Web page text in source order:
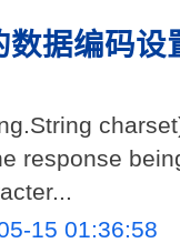
据编码设
response
15 01:36:58